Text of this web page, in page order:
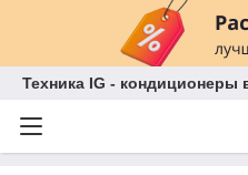
Техника IG -